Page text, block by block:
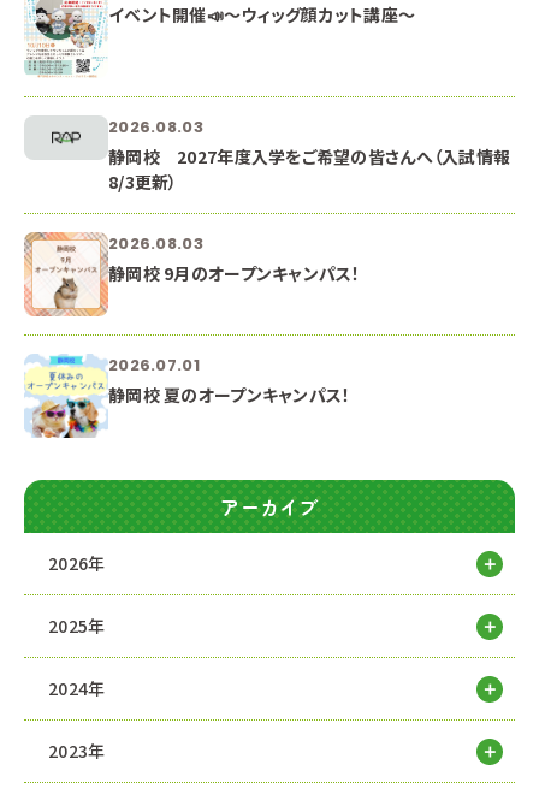
イベント開催📣～ウィッグ顔カット講座～
2026.08.03
静岡校 2027年度入学をご希望の皆さんへ（入試情報
8/3更新）
2026.08.03
静岡校 9月のオープンキャンパス！
2026.07.01
静岡校 夏のオープンキャンパス！
アーカイブ
2026年
2025年
2024年
2023年